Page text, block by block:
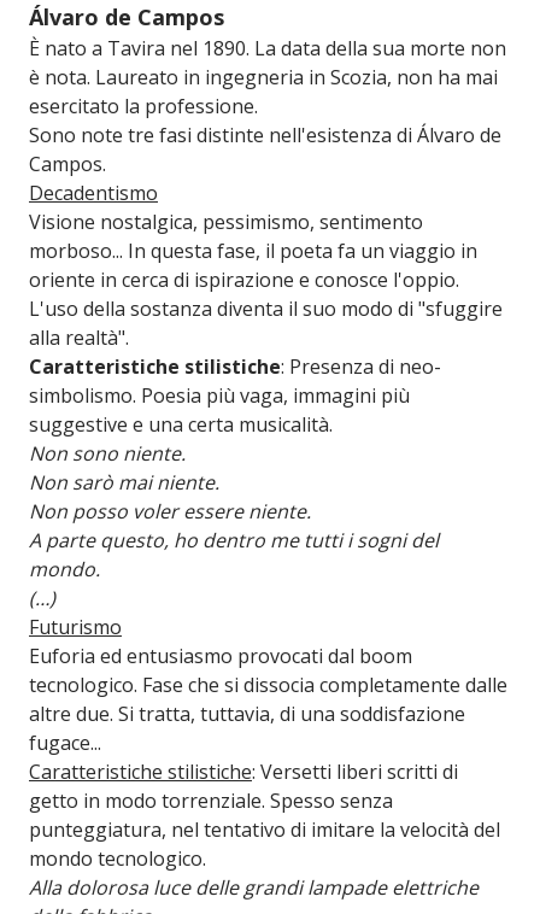
Álvaro de Campos
È nato a Tavira nel 1890. La data della sua morte non
è nota. Laureato in ingegneria in Scozia, non ha mai
esercitato la professione.
Sono note tre fasi distinte nell'esistenza di Álvaro de
Campos.
Decadentismo
Visione nostalgica, pessimismo, sentimento
morboso... In questa fase, il poeta fa un viaggio in
oriente in cerca di ispirazione e conosce l'oppio.
L'uso della sostanza diventa il suo modo di "sfuggire
alla realtà".
Caratteristiche stilistiche: Presenza di neo-
simbolismo. Poesia più vaga, immagini più
suggestive e una certa musicalità.
Non sono niente.
Non sarò mai niente.
Non posso voler essere niente.
A parte questo, ho dentro me tutti i sogni del
mondo.
(…)
Futurismo
Euforia ed entusiasmo provocati dal boom
tecnologico. Fase che si dissocia completamente dalle
altre due. Si tratta, tuttavia, di una soddisfazione
fugace...
Caratteristiche stilistiche: Versetti liberi scritti di
getto in modo torrenziale. Spesso senza
punteggiatura, nel tentativo di imitare la velocità del
mondo tecnologico.
Alla dolorosa luce delle grandi lampade elettriche